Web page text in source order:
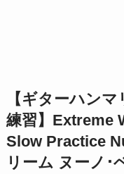
【ギターハン
練習】Extreme
Slow Practice
リーム ヌーノ･